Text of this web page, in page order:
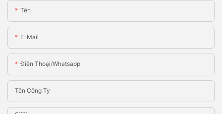
Tên
E-Mail
Điện Thoại/whatsapp
Tên Công Ty